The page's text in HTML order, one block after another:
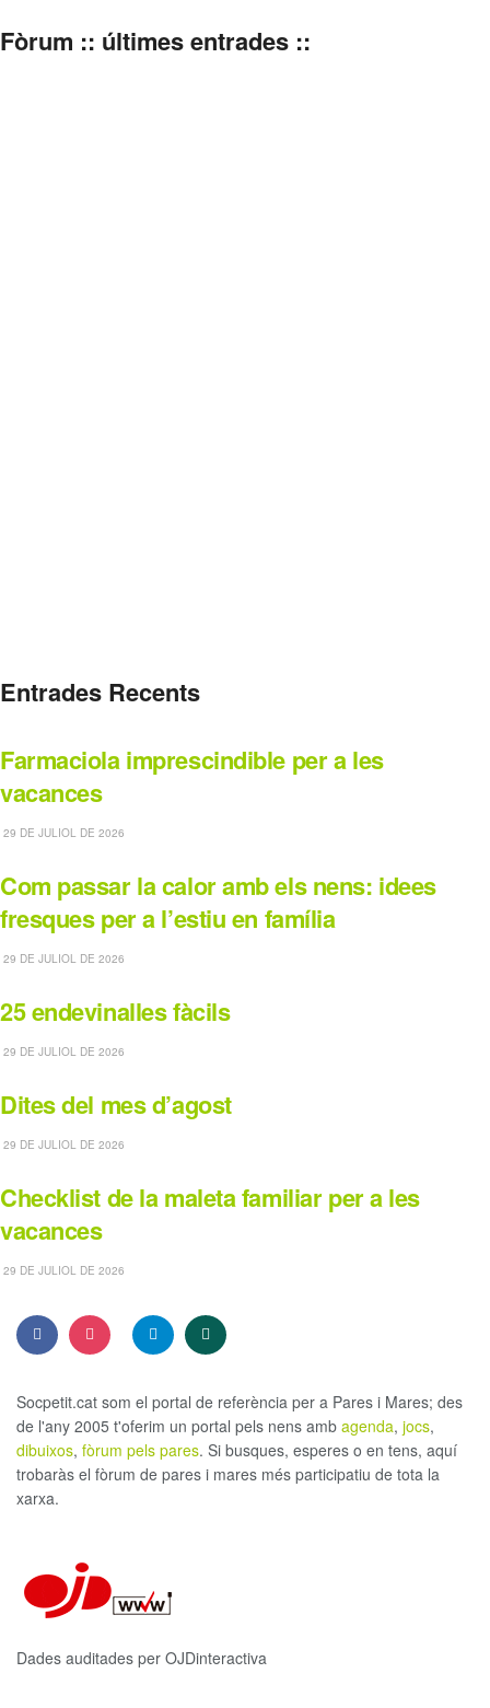
Fòrum :: últimes entrades ::
Entrades Recents
Farmaciola imprescindible per a les
vacances
29 DE JULIOL DE 2026
Com passar la calor amb els nens: idees
fresques per a l’estiu en família
29 DE JULIOL DE 2026
25 endevinalles fàcils
29 DE JULIOL DE 2026
Dites del mes d’agost
29 DE JULIOL DE 2026
Checklist de la maleta familiar per a les
vacances
29 DE JULIOL DE 2026
Socpetit.cat som el portal de referència per a Pares i Mares; des
de l'any 2005 t'oferim un portal pels nens amb agenda, jocs,
dibuixos, fòrum pels pares. Si busques, esperes o en tens, aquí
trobaràs el fòrum de pares i mares més participatiu de tota la
xarxa.
Dades auditades per OJDinteractiva